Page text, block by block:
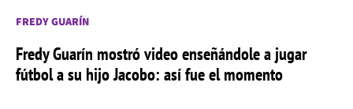
FREDY GUARÍN
Fredy Guarín mostró video enseñándole a jugar
fútbol a su hijo Jacobo: así fue el momento